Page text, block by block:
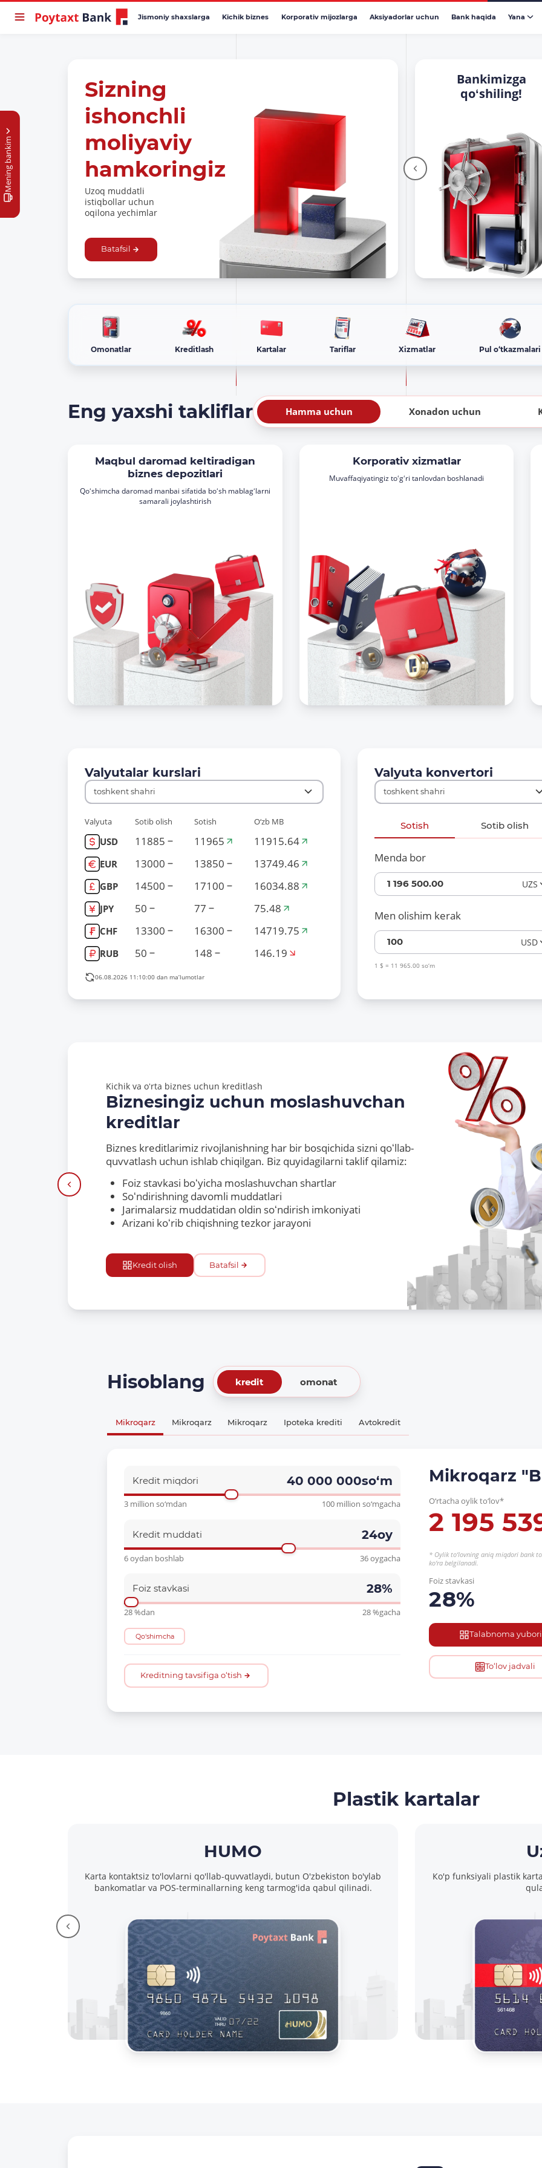
Mening bankim
Jismoniy shaxslarga Kichik biznes Korporativ mijozlarga Aksiyadorlar uchun Bank haqida Yana
Bankimizga
qoʻshiling!
Sizning
ishonchli
moliyaviy
hamkoringiz
Uzoq muddatli
istiqbollar uchun
oqilona yechimlar
Batafsil
Omonatlar Kreditlash Kartalar Tariflar Xizmatlar Pul o‘tkazmalari
Eng yaxshi takliflar Hamma uchun Xonadon uchun
Maqbul daromad keltiradigan
biznes depozitlari
Qoʻshimcha daromad manbai sifatida boʻsh mablagʻlarni
samarali joylashtirish
Korporativ xizmatlar
Muvaffaqiyatingiz toʻgʻri tanlovdan boshlanadi
Valyutalar kurslari
toshkent shahri
Valyuta Sotib olish Sotish O‘zb MB
USD 11885 11965 11915.64
EUR 13000 13850 13749.46
GBP 14500 17100 16034.88
JPY 50 77 75.48
CHF 13300 16300 14719.75
RUB 50 148 146.19
06.08.2026 11:10:00 dan ma’lumotlar
Valyuta konvertori
toshkent shahri
Sotish Sotib olish
Menda bor
1 196 500.00 UZS
Men olishim kerak
100 USD
1 $ = 11 965.00 so‘m
Kichik va oʻrta biznes uchun kreditlash
Biznesingiz uchun moslashuvchan
kreditlar
Biznes kreditlarimiz rivojlanishning har bir bosqichida sizni qoʻllab-
quvvatlash uchun ishlab chiqilgan. Biz quyidagilarni taklif qilamiz:
Foiz stavkasi boʻyicha moslashuvchan shartlar
Soʻndirishning davomli muddatlari
Jarimalarsiz muddatidan oldin soʻndirish imkoniyati
Arizani koʻrib chiqishning tezkor jarayoni
Kredit olish Batafsil
Hisoblang kredit omonat
Mikroqarz Mikroqarz Mikroqarz Ipoteka krediti Avtokredit
Kredit miqdori 40 000 000so‘m
3 million so‘mdan 100 million so‘mgacha
Kredit muddati 24oy
6 oydan boshlab 36 oygacha
Foiz stavkasi 28%
28 %dan 28 %gacha
Qo‘shimcha
Kreditning tavsifiga o‘tish
Mikroqarz
O‘rtacha oylik to‘lov*
2 195
* Oylik to‘lovning aniq miqdori bank
ko‘ra belgilanadi.
Foiz stavkasi
28%
Talabnoma
To‘lov jadvali
Plastik kartalar
HUMO
Karta kontaktsiz to'lovlarni qo'llab-quvvatlaydi, butun O'zbekiston bo'ylab
bankomatlar va POS-terminallarning keng tarmog'ida qabul qilinadi.
Кo'p funksiyali plastik